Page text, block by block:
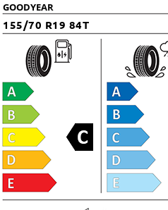
GOODYEAR
155/70 R19 84T